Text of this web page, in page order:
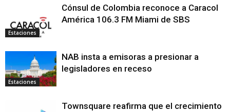
Estaciones
Cónsul de Colombia reconoce a Caracol
América 106.3 FM Miami de SBS
Estaciones
NAB insta a emisoras a presionar a
legisladores en receso
Townsquare reafirma que el crecimiento